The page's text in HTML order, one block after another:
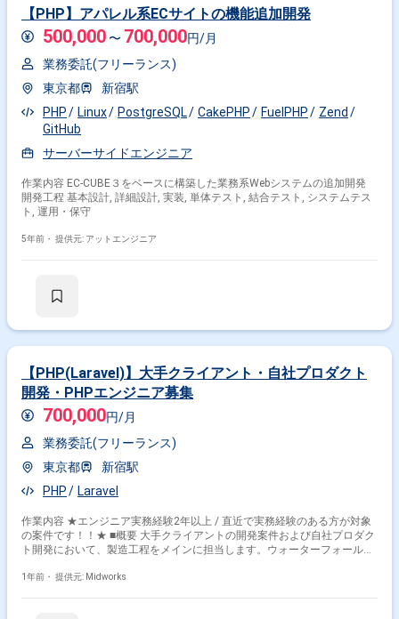
【PHP】アパレル系ECサイトの機能追加開発
500,000 〜 700,000円/月
業務委託(フリーランス)
東京都
新宿駅
PHP
Linux PostgreSQL CakePHP FuelPHP
Zend
GitHub
サーバーサイドエンジニア
作業内容 EC-CUBE３をベースに構築した業務系Webシステムの追加開発
開発工程 基本設計, 詳細設計, 実装, 単体テスト, 結合テスト, システムテス
ト, 運用・保守
5年前・ 提供元: アットエンジニア
【PHP(Laravel)】大手クライアント・自社プロダクト
開発・PHPエンジニア募集
700,000円/月
業務委託(フリーランス)
東京都
新宿駅
PHP
Laravel
作業内容 ★エンジニア実務経験2年以上 / 直近で実務経験のある方が対象
の案件です！！★ ■概要 大手クライアントの開発案件および自社プロダク
ト開発において、製造工程をメインに担当します。ウォーターフォールと
工程に関わります。6〜10名のチームで協力しながら、顧客先常駐での開
1年前・ 提供元: Midworks